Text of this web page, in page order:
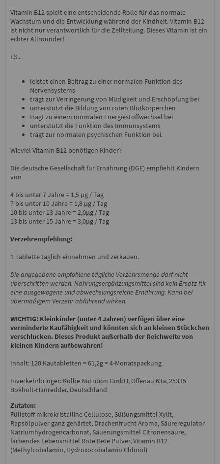
Vitamin B12 spielt eine entscheidende Rolle für das normale
Wachstum und die Entwicklung während der Kindheit. Vitamin B12
ist nicht nur verantwortlich für die Zellteilung. Dieses Vitamin ist ein
echter Allrounder!
ES...
leistet einen Beitrag zu einer normalen Funktion des
Nervensystems
trägt zur Verringerung von Müdigkeit und Erschöpfung bei
unterstützt die Bildung von roten Blutkörperchen
trägt zu einem normalen Energiestoffwechsel bei
unterstützt die Funktion des Immunsystems
trägt zur normalen psychischen Funktion bei.
Wieviel Vitamin B12 benötigen Kinder?
Die deutsche Gesellschaft für Ernährung (DGE) empfiehlt Kindern
von
4 bis unter 7 Jahre = 1,5 µg / Tag
7 bis unter 10 Jahre = 1,8 µg / Tag
10 bis unter 13 Jahre = 2,0µg / Tag
13 bis unter 15 Jahre = 3,0µg / Tag
Verzehrempfehlung:
1 Tablette täglich einnehmen und zerkauen.
Die angegebene empfohlene tägliche Verzehrsmenge darf nicht
überschritten werden. Nahrungsergänzungsmittel sind kein Ersatz für
eine ausgewogene und abwechslungsreiche Ernährung. Kann bei
übermäßigem Verzehr abführend wirken.
WICHTIG: Kleinkinder (unter 4 Jahren) verfügen über eine
verminderte Kaufähigkeit und könnten sich an kleinen Stückchen
verschlucken. Dieses Produkt außerhalb der Reichweite von
kleinen Kindern aufbewahren!
Inhalt: 120 Kautabletten = 61,2g = 4-Monatspackung
Inverkehrbringer: Kolbe Nutrition GmbH, Offenau 63a, 25335
Bokholt-Hanredder, Deutschland
Zutaten:
Füllstoff mikrokristalline Cellulose, Süßungsmittel Xylit,
Rapsölpulver ganz gehärtet, Drachenfrucht Aroma, Säureregulator
Natriumhydrogencarbonat, Säuerungsmittel Citronensäure,
färbendes Lebensmittel Rote Bete Pulver, Vitamin B12
(Methylcobalamin, Hydroxocobalamin Chlorid)